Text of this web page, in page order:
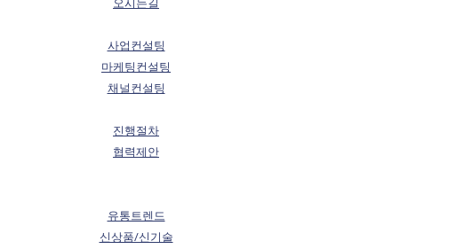
사업컨설팅
마케팅컨설팅
채널컨설팅
진행절차
협력제안
유통트렌드
신상품/신기술